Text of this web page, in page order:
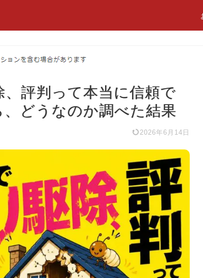
評判って本当に信頼で
どうなのか調べた結果
2026年6月14日